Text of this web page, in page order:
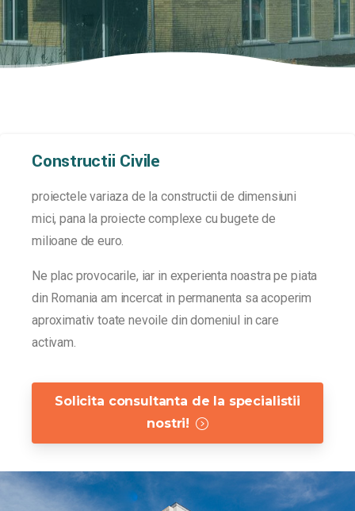
Constructii Civile
proiectele variaza de la constructii de dimensiuni
mici, pana la proiecte complexe cu bugete de
milioane de euro.
Ne plac provocarile, iar in experienta noastra pe piata
din Romania am incercat in permanenta sa acoperim
aproximativ toate nevoile din domeniul in care
activam.
Solicita consultanta de la specialistii
nostri!